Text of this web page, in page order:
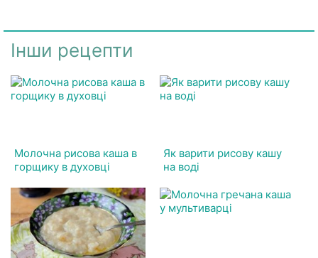
Інши рецепти
Молочна рисова каша в
горщику в духовці
Як варити рисову кашу
на воді